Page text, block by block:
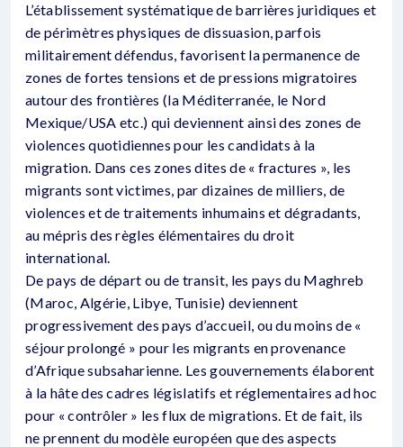
L’établissement systématique de barrières juridiques et
de périmètres physiques de dissuasion, parfois
militairement défendus, favorisent la permanence de
zones de fortes tensions et de pressions migratoires
autour des frontières (la Méditerranée, le Nord
Mexique/USA etc.) qui deviennent ainsi des zones de
violences quotidiennes pour les candidats à la
migration. Dans ces zones dites de « fractures », les
migrants sont victimes, par dizaines de milliers, de
violences et de traitements inhumains et dégradants,
au mépris des règles élémentaires du droit
international.
De pays de départ ou de transit, les pays du Maghreb
(Maroc, Algérie, Libye, Tunisie) deviennent
progressivement des pays d’accueil, ou du moins de «
séjour prolongé » pour les migrants en provenance
d’Afrique subsaharienne. Les gouvernements élaborent
à la hâte des cadres législatifs et réglementaires ad hoc
pour « contrôler » les flux de migrations. Et de fait, ils
ne prennent du modèle européen que des aspects